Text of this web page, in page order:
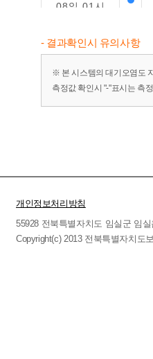
08일 01시
07일 24시
2026년 08월
07일 23시
2026년 08월
07일 22시
07일 19시
2026년 08월
07일 18시
- 결과확인시 유의사항
※ 본 시스템의 대기오염도
측정값 확인시 "-"표시는 측
개인정보처리방침
55928 전북특별자치도 임실군 임
Copyright(c) 2013 전북특별자치도